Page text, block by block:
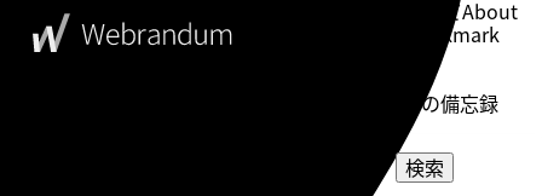
このブログについてAbout
Bookmark
ウェブデザイナーの備忘録
検索